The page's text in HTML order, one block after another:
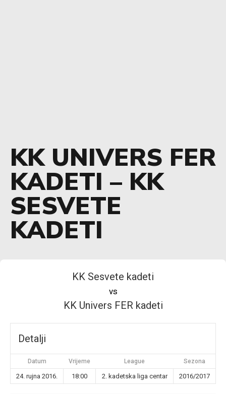
KK UNIVERS FER
KADETI – KK
SESVETE
KADETI
KK Sesvete kadeti
vs
KK Univers FER kadeti
Detalji
Datum Vrijeme League Sezona
24. rujna 2016. 18:00 2. kadetska liga centar 2016/2017